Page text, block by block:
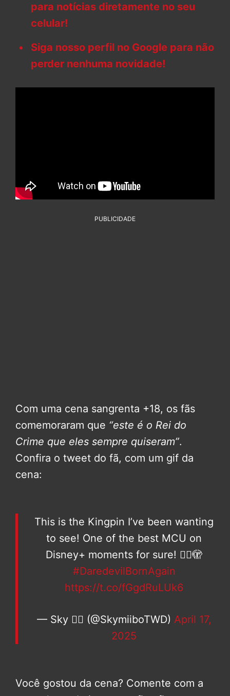
para notícias diretamente no seu
celular!
Siga nosso perfil no Google para não
perder nenhuma novidade!
PUBLICIDADE
Com uma cena sangrenta +18, os fãs
comemoraram que “este é o Rei do
Crime que eles sempre quiseram”.
Confira o tweet do fã, com um gif da
cena:
This is the Kingpin I’ve been wanting
to see! One of the best MCU on
Disney+ moments for sure! 😮‍💨🫣
#DaredevilBornAgain
https://t.co/fGgdRuLUk6
— Sky 🧟‍♂️ (@SkymiiboTWD) April 17,
2025
Você gostou da cena? Comente com a